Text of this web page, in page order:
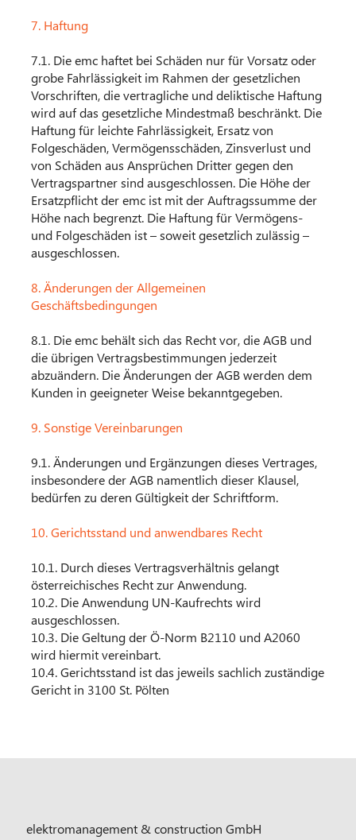
elektromanagement & construction GmbH
7. Haftung
7.1. Die emc haftet bei Schäden nur für Vorsatz oder
grobe Fahrlässigkeit im Rahmen der gesetzlichen
Vorschriften, die vertragliche und deliktische Haftung
wird auf das gesetzliche Mindestmaß beschränkt. Die
Haftung für leichte Fahrlässigkeit, Ersatz von
Folgeschäden, Vermögensschäden, Zinsverlust und
von Schäden aus Ansprüchen Dritter gegen den
Vertragspartner sind ausgeschlossen. Die Höhe der
Ersatzpflicht der emc ist mit der Auftragssumme der
Höhe nach begrenzt. Die Haftung für Vermögens-
und Folge­schäden ist – soweit gesetzlich zulässig –
ausgeschlossen.
8. Änderungen der Allgemeinen
Geschäftsbedingungen
8.1. Die emc behält sich das Recht vor, die AGB und
die übrigen Vertragsbestimmungen jederzeit
abzuändern. Die Änderungen der AGB werden dem
Kunden in geeigneter Weise bekanntgegeben.
9. Sonstige Vereinbarungen
9.1. Änderungen und Ergänzungen dieses Vertrages,
insbesondere der AGB namentlich dieser Klausel,
bedürfen zu deren Gültigkeit der Schriftform.
10. Gerichtsstand und anwendbares Recht
10.1. Durch dieses Vertragsverhältnis gelangt
österreichisches Recht zur Anwendung.
10.2. Die Anwendung UN-Kaufrechts wird
ausgeschlossen.
10.3. Die Geltung der Ö-Norm B2110 und A2060
wird hiermit vereinbart.
10.4. Gerichtsstand ist das jeweils sachlich zuständige
Gericht in 3100 St. Pölten